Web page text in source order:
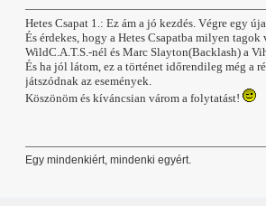
Hetes Csapat 1.: Ez ám a jó kezdés. Végre egy
És érdekes, hogy a Hetes Csapatba milyen
WildC.A.T.S.-nél és Marc Slayton(Backlash) a
És ha jól látom, ez a történet időrendileg még a
játszódnak az események.
Köszönöm és kíváncsian várom a folytatást!
Egy mindenkiért, mindenki egyért.